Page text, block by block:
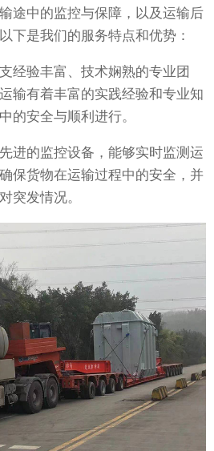
途中的监控与保障，以及运输后
下是我们的服务特点和优势：
经验丰富、技术娴熟的专业团
输有着丰富的实践经验和专业知
的安全与顺利进行。
进的监控设备，能够实时监测运
保货物在运输过程中的安全，并
突发情况。